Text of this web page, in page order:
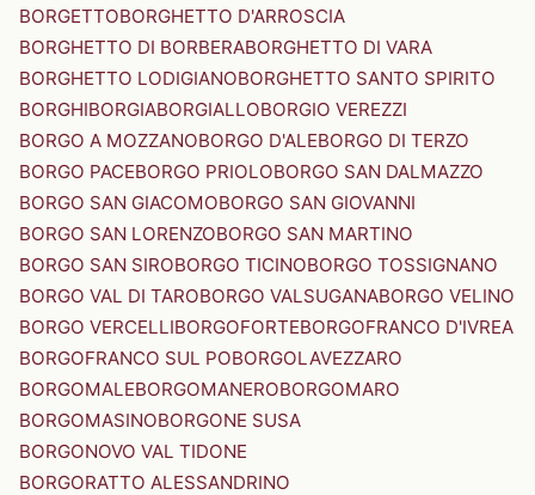
BORGETTOBORGHETTO D'ARROSCIA
BORGHETTO DI BORBERABORGHETTO DI VARA
BORGHETTO LODIGIANOBORGHETTO SANTO SPIRITO
BORGHIBORGIABORGIALLOBORGIO VEREZZI
BORGO A MOZZANOBORGO D'ALEBORGO DI TERZO
BORGO PACEBORGO PRIOLOBORGO SAN DALMAZZO
BORGO SAN GIACOMOBORGO SAN GIOVANNI
BORGO SAN LORENZOBORGO SAN MARTINO
BORGO SAN SIROBORGO TICINOBORGO TOSSIGNANO
BORGO VAL DI TAROBORGO VALSUGANABORGO VELINO
BORGO VERCELLIBORGOFORTEBORGOFRANCO D'IVREA
BORGOFRANCO SUL POBORGOLAVEZZARO
BORGOMALEBORGOMANEROBORGOMARO
BORGOMASINOBORGONE SUSA
BORGONOVO VAL TIDONE
BORGORATTO ALESSANDRINO